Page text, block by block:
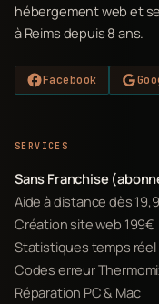
hébergement web et
à Reims depuis 8 ans.
Facebook
SERVICES
Sans Franchise
Aide à distance dès
Création site web 199€
Statistiques temps réel
Codes erreur
Réparation PC & Mac